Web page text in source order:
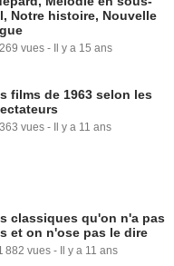
Notre histoire, Nouvelle
vues - Il y a 15 ans
films de 1963 selon les
vues - Il y a 11 ans
classiques qu'on n'a pas
et on n'ose pas le dire
882 vues - Il y a 11 ans